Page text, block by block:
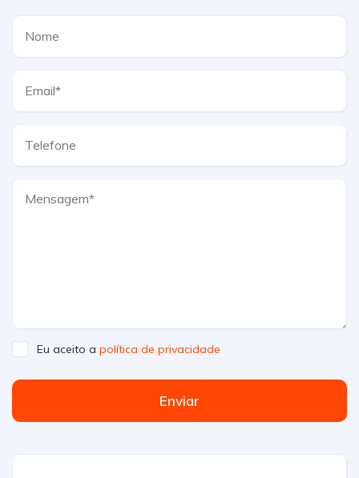
Eu aceito a política de privacidade
Enviar